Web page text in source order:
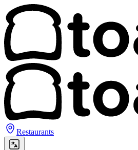
Restaurants